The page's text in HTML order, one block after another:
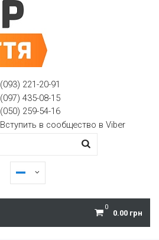
(093) 221-20-91
(097) 435-08-15
(050) 259-54-16
Вступить в сообщество в Viber
0
0.00 грн